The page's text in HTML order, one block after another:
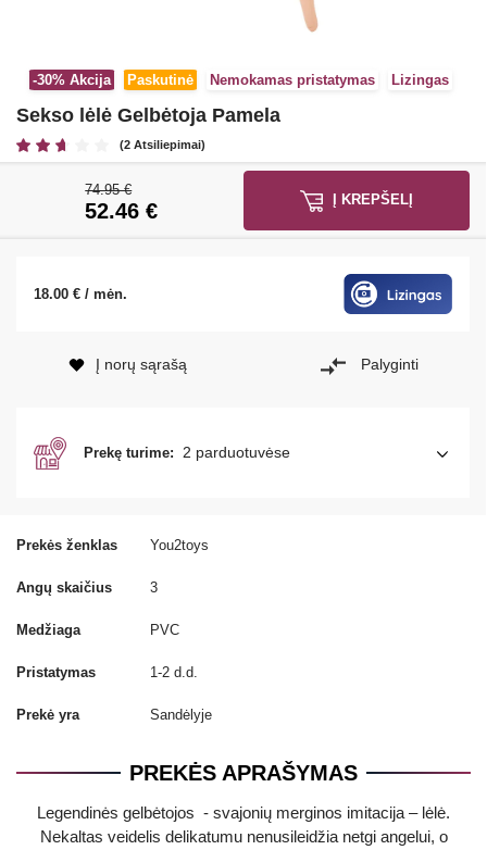
-30% Akcija Paskutinė Nemokamas pristatymas Lizingas
Sekso lėlė Gelbėtoja Pamela
(2 Atsiliepimai)
Prekės ženklas You2toys
Angų skaičius 3
Medžiaga PVC
Pristatymas 1-2 d.d.
Prekė yra Sandėlyje
74.95 €
52.46 €
18.00 € / mėn.
Į KREPŠELĮ
Į norų sąrašą Palyginti
Prekę turime: 2 parduotuvėse
PREKĖS APRAŠYMAS
Legendinės gelbėtojos - svajonių merginos imitacija – lėlė.
Nekaltas veidelis delikatumu nenusileidžia netgi angelui, o